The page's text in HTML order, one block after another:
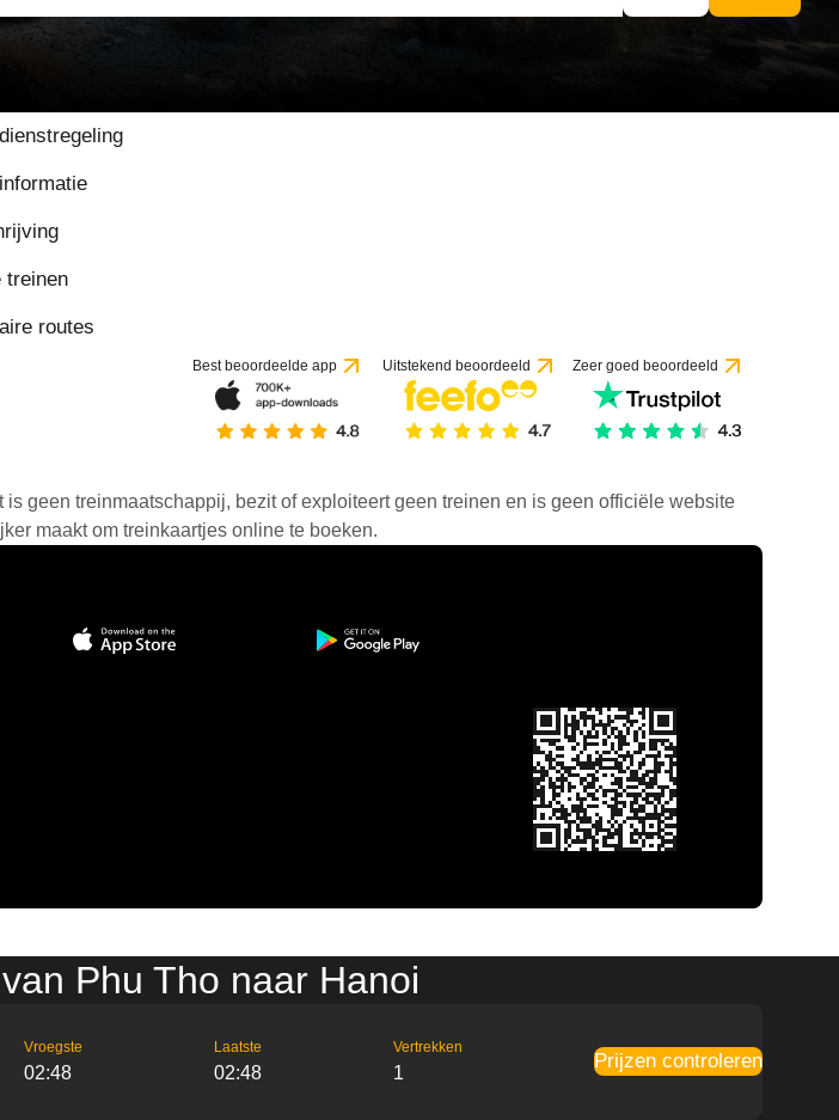
treinen
routes
Best beoordeelde app Uitstekend beoordeeld Zeer goed beoordeeld
geen treinmaatschappij, bezit of exploiteert geen treinen en is geen officiële website
maakt om treinkaartjes online te boeken.
Phu Tho naar Hanoi
Vroegste
02:48
Laatste
02:48
Vertrekken
1
Prijzen controleren